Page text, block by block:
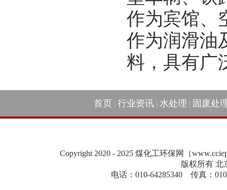
作为宾馆、
作为润滑油
料，具有广
首页 | 行业资讯 | 水处理 | 固废处
Copyright 2020 - 2025 煤化工环保网（
版权所有 北
电话：010-64285340 传真：